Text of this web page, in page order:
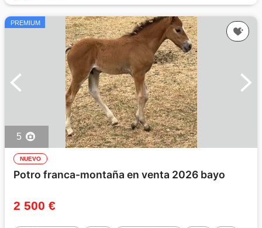
PREMIUM
5
NUEVO
Potro franca-montaña en venta 2026 bayo
2 500 €